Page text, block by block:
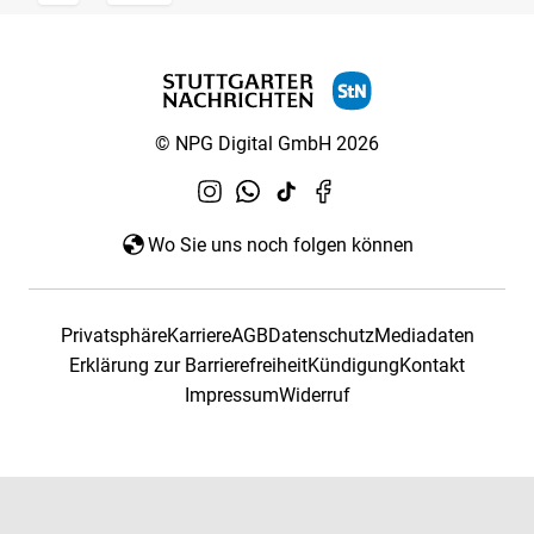
© NPG Digital GmbH 2026
Wo Sie uns noch folgen können
PrivatsphäreKarriereAGBDatenschutzMediadaten
Erklärung zur BarrierefreiheitKündigungKontakt
ImpressumWiderruf